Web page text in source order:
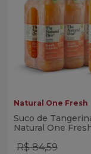
Natural One Fresh
Suco de
Natural One
Unidades)
R$ 84,59